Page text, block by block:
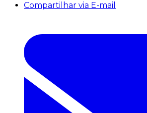
Compartilhar via E-mail